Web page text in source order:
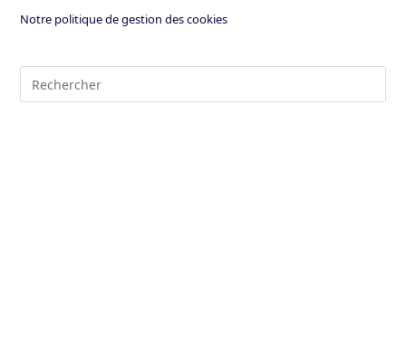
Notre politique de gestion des cookies